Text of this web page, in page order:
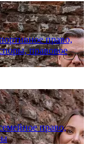
право,
правовое
право,